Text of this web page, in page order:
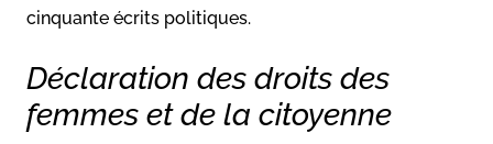
cinquante écrits politiques.
Déclaration des droits des
femmes et de la citoyenne